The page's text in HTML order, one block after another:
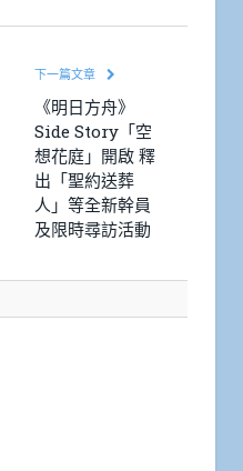
下一篇文章
《明日方舟》
Side Story「空
想花庭」開啟 釋
出「聖約送葬
人」等全新幹員
及限時尋訪活動